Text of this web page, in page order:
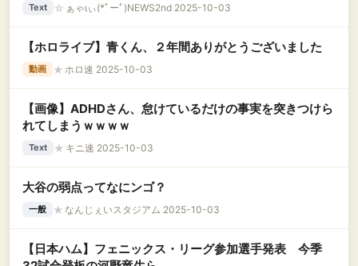
Text ☆ ぁゃιぃ(*ﾟーﾟ)NEWS2nd 2025-10-03
【ホロライブ】青くん、２年間ありがとうございました
動画 ★ ホロ速 2025-10-03
【画像】ADHDさん、怠けているだけの事実を突きつけら
れてしまうｗｗｗｗ
Text ★ キニ速 2025-10-03
大谷の弱点ってなにンゴ？
一般 ★ なんじぇいスタジアム 2025-10-03
【日本ハム】フェニックス・リーグ参加選手発表 今季